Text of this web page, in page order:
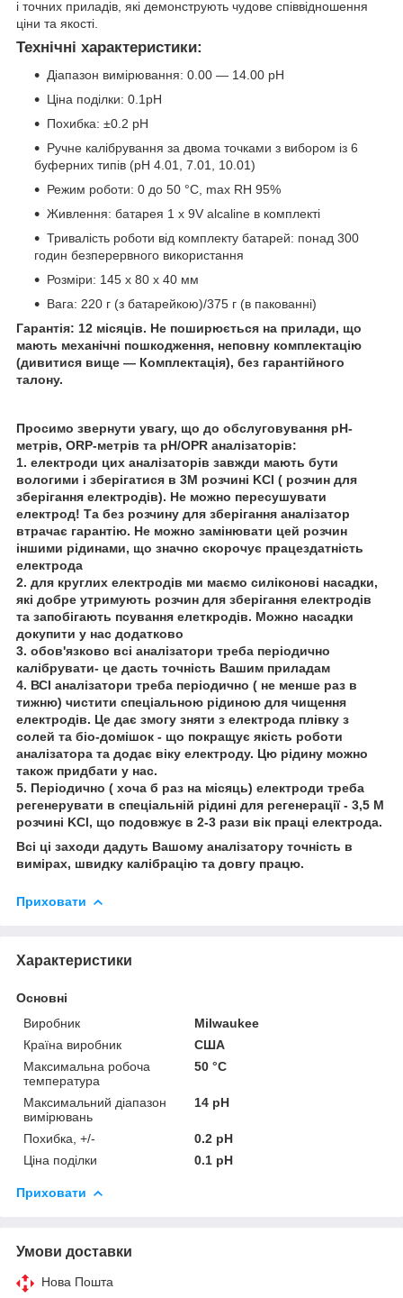
і точних приладів, які демонструють чудове співвідношення
ціни та якості.
Технічні характеристики:
Діапазон вимірювання: 0.00 — 14.00 pH
Ціна поділки: 0.1pH
Похибка: ±0.2 pH
Ручне калібрування за двома точками з вибором із 6
буферних типів (pH 4.01, 7.01, 10.01)
Режим роботи: 0 до 50 °C, max RH 95%
Живлення: батарея 1 x 9V alcaline в комплекті
Тривалість роботи від комплекту батарей: понад 300
годин безперервного використання
Розміри: 145 x 80 x 40 мм
Вага: 220 г (з батарейкою)/375 г (в пакованні)
Гарантія: 12 місяців. Не поширюється на прилади, що
мають механічні пошкодження, неповну комплектацію
(дивитися вище — Комплектація), без гарантійного
талону.
Просимо звернути увагу, що до обслуговування pH-
метрів, ORP-метрів та pH/OPR аналізаторів:
1. електроди цих аналізаторів завжди мають бути
вологими і зберігатися в 3М розчині KCl ( розчин для
зберігання електродів). Не можно пересушувати
електрод! Та без розчину для зберігання аналізатор
втрачає гарантію. Не можно замінювати цей розчин
іншими рідинами, що значно скорочує працездатність
електрода
2. для круглих електродів ми маємо силіконові насадки,
які добре утримують розчин для зберігання електродів
та запобігають псування елеткродів. Можно насадки
докупити у нас додатково
3. обов'язково всі аналізатори треба періодично
калібрувати- це дасть точність Вашим приладам
4. ВСІ аналізатори треба періодично ( не менше раз в
тижню) чистити спеціальною рідиною для чищення
електродів. Це дає змогу зняти з електрода плівку з
солей та біо-домішок - що покращує якість роботи
аналізатора та додає віку електроду. Цю рідину можно
також придбати у нас.
5. Періодично ( хоча б раз на місяць) електроди треба
регенерувати в спеціальній рідині для регенерації - 3,5 М
розчині KCl, що подовжує в 2-3 рази вік праці електрода.
Всі ці заходи дадуть Вашому аналізатору точність в
вимірах, швидку калібрацію та довгу працю.
Приховати
Характеристики
Основні
Виробник
Milwaukee
Країна виробник
США
Максимальна робоча
температура
50 °С
Максимальний діапазон
вимірювань
14 pH
Похибка, +/-
0.2 pH
Ціна поділки
0.1 pH
Приховати
Умови доставки
Нова Пошта